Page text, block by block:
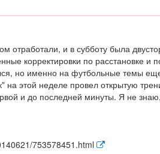
отработали, и в субботу была
корректировки по расстановке
но именно на футбольные темы
на этой неделе провел открытую
и до последней минуты. Я не
753578451.html